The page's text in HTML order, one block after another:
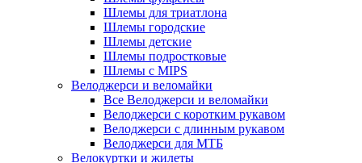
Шлемы для триатлона
Шлемы городские
Шлемы детские
Шлемы подростковые
Шлемы с MIPS
Велоджерси и веломайки
Все Велоджерси и веломайки
Велоджерси с коротким рукавом
Велоджерси с длинным рукавом
Велоджерси для МТБ
Велокуртки и жилеты